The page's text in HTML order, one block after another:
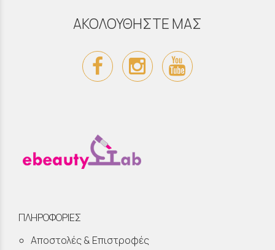
ΑΚΟΛΟΥΘΗΣΤΕ ΜΑΣ
ΠΛΗΡΟΦΟΡΙΕΣ
Αποστολές & Επιστροφές